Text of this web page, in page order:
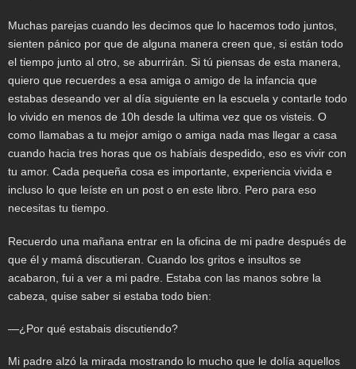
Muchas parejas cuando les decimos que lo hacemos todo juntos,
sienten pánico por que de alguna manera creen que, si están todo
el tiempo junto al otro, se aburrirán. Si tú piensas de esta manera,
quiero que recuerdes a esa amiga o amigo de la infancia que
estabas deseando ver al día siguiente en la escuela y contarle todo
lo vivido en menos de 10h desde la ultima vez que os visteis. O
como llamabas a tu mejor amigo o amiga nada mas llegar a casa
cuando hacia tres horas que os habíais despedido, eso es vivir con
tu amor. Cada pequeña cosa es importante, experiencia vivida e
incluso lo que leíste en un post o en este libro. Pero para eso
necesitas tu tiempo.
Recuerdo una mañana entrar en la oficina de mi padre después de
que él y mamá discutieran. Cuando los gritos e insultos se
acabaron, fui a ver a mi padre. Estaba con las manos sobre la
cabeza, quise saber si estaba todo bien:
—¿Por qué estabais discutiendo?
Mi padre alzó la mirada mostrando lo mucho que le dolía aquellos